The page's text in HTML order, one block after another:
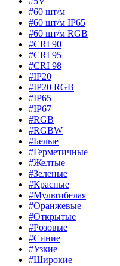
#60 шт/м
#60 шт/м IP65
#60 шт/м RGB
#CRI 90
#CRI 95
#CRI 98
#IP20
#IP20 RGB
#IP65
#IP67
#RGB
#RGBW
#Белые
#Герметичные
#Желтые
#Зеленые
#Красные
#Мультибелая
#Оранжевые
#Открытые
#Розовые
#Синие
#Узкие
#Широкие